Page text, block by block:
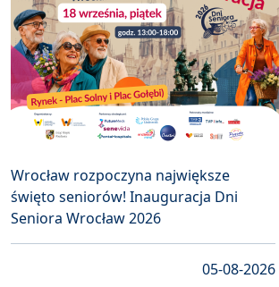
Wrocław rozpoczyna największe
święto seniorów! Inauguracja Dni
Seniora Wrocław 2026
05-08-2026